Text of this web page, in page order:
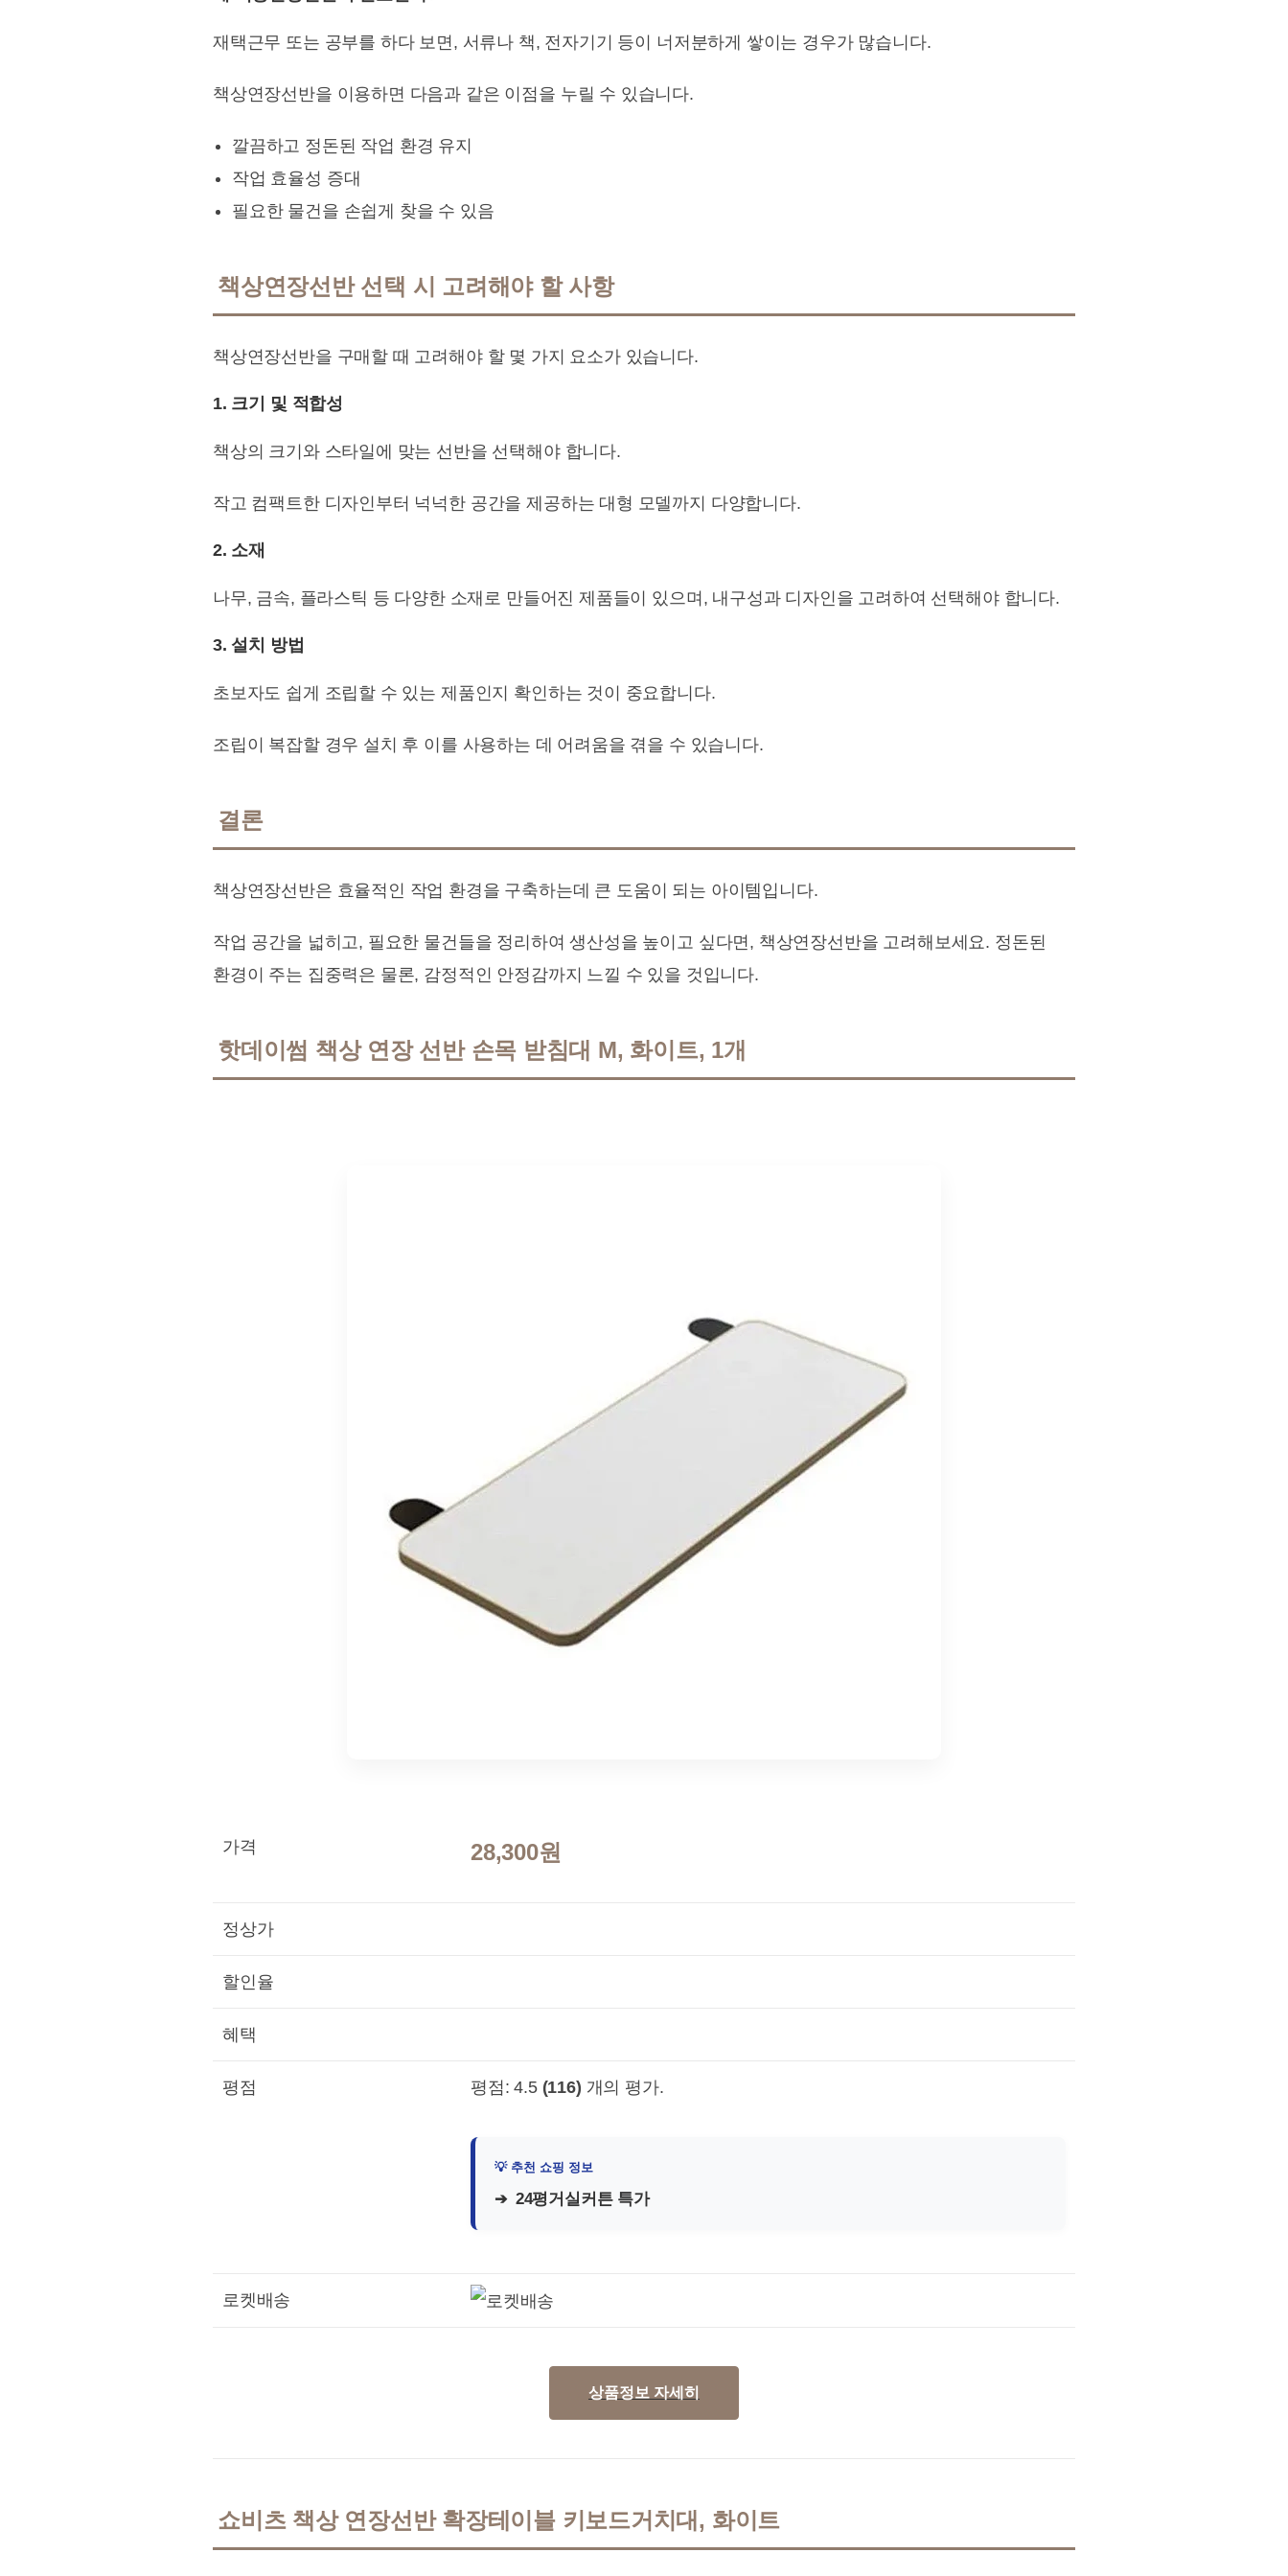
재택근무 또는 공부를 하다 보면, 서류나 책, 전자기기 등이 너저분하게 쌓이는 경우가 많습니다.
책상연장선반을 이용하면 다음과 같은 이점을 누릴 수 있습니다.
깔끔하고 정돈된 작업 환경 유지
작업 효율성 증대
필요한 물건을 손쉽게 찾을 수 있음
책상연장선반 선택 시 고려해야 할 사항
책상연장선반을 구매할 때 고려해야 할 몇 가지 요소가 있습니다.
1. 크기 및 적합성
책상의 크기와 스타일에 맞는 선반을 선택해야 합니다.
작고 컴팩트한 디자인부터 넉넉한 공간을 제공하는 대형 모델까지 다양합니다.
2. 소재
나무, 금속, 플라스틱 등 다양한 소재로 만들어진 제품들이 있으며, 내구성과 디자인을 고려하여 선택해야 합니다.
3. 설치 방법
초보자도 쉽게 조립할 수 있는 제품인지 확인하는 것이 중요합니다.
조립이 복잡할 경우 설치 후 이를 사용하는 데 어려움을 겪을 수 있습니다.
결론
책상연장선반은 효율적인 작업 환경을 구축하는데 큰 도움이 되는 아이템입니다.
작업 공간을 넓히고, 필요한 물건들을 정리하여 생산성을 높이고 싶다면, 책상연장선반을 고려해보세요. 정돈된
환경이 주는 집중력은 물론, 감정적인 안정감까지 느낄 수 있을 것입니다.
핫데이썸 책상 연장 선반 손목 받침대 M, 화이트, 1개
가격 28,300원
정상가
할인율
혜택
평점 평점:4.5 (116) 개의 평가.
24평거실커튼 특가
로켓배송
상품정보 자세히
쇼비츠 책상 연장선반 확장테이블 키보드거치대, 화이트